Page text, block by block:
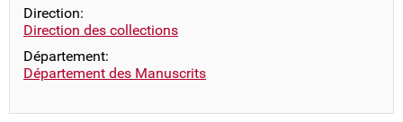
Direction:
Direction des collections
Département:
Département des Manuscrits